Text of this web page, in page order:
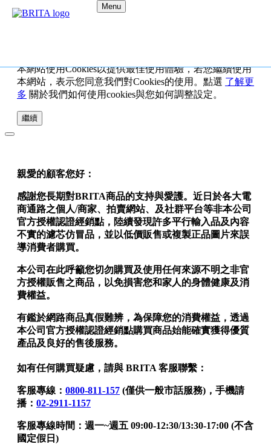
本網站使用Cookies以提供最佳使用體驗，若您繼續使用
本網站，表示您同意我們對Cookies的使用。點選 了解更
多 關於我們如何使用cookies與您如何調整設定。
繼續
Menu
親愛的顧客您好：
感謝您長期對BRITA商品的支持與愛護。近日於各大電
商通路之個人/商家、拍賣網站、及社群平台等非本公司
官方授權認證經銷點，陸續發現許多平行輸入品及內容
不實的濾芯仿冒品，並以低價販售或複製正品圖片來誤
導消費者購買。
本公司在此呼籲您切勿購買及使用任何來源不明之非官
方授權販售之商品，以免損害您和家人的身體健康及消
費權益。
有鑑於網路商品真假難辨，為保障您的消費權益，透過
本公司官方授權認證經銷點購買商品始能確實獲得優質
產品及良好的售後服務。
如有任何購買疑慮，請與 BRITA 客服聯繫：
客服專線： 0800-811-157 (僅供一般市話服務)，手機請
播： 02-2911-1157
客服專線時間：週一~週五 09:00-12:30/13:30-17:00 (不含
國定假日)